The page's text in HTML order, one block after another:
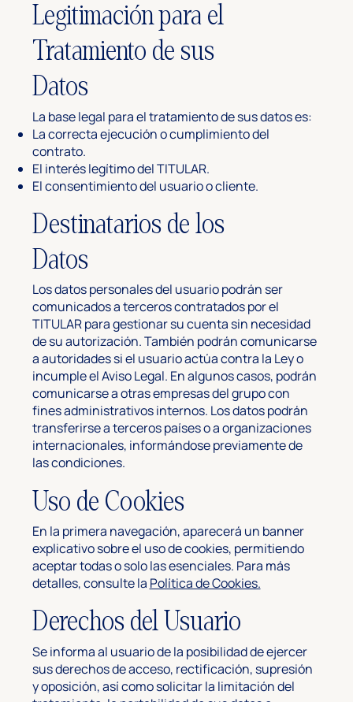
Legitimación para el
Tratamiento de sus
Datos
La base legal para el tratamiento de sus datos es:
La correcta ejecución o cumplimiento del
contrato.
El interés legítimo del TITULAR.
El consentimiento del usuario o cliente.
Destinatarios de los
Datos
Los datos personales del usuario podrán ser
comunicados a terceros contratados por el
TITULAR para gestionar su cuenta sin necesidad
de su autorización. También podrán comunicarse
a autoridades si el usuario actúa contra la Ley o
incumple el Aviso Legal. En algunos casos, podrán
comunicarse a otras empresas del grupo con
fines administrativos internos. Los datos podrán
transferirse a terceros países o a organizaciones
internacionales, informándose previamente de
las condiciones.
Uso de Cookies
En la primera navegación, aparecerá un banner
explicativo sobre el uso de cookies, permitiendo
aceptar todas o solo las esenciales. Para más
detalles, consulte la Política de Cookies.
Derechos del Usuario
Se informa al usuario de la posibilidad de ejercer
sus derechos de acceso, rectificación, supresión
y oposición, así como solicitar la limitación del